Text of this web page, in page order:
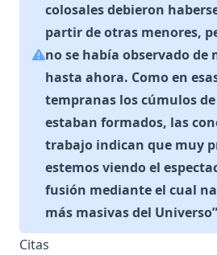
colosales debieron
partir de otras menores,
no se había observado de
hasta ahora. Como en
tempranas los cúmulos
estaban formados, las
trabajo indican que muy
estemos viendo el
fusión mediante el cual
más masivas del Universo”
Citas